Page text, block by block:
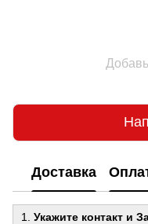
Доставка
1. Укажите контакт и